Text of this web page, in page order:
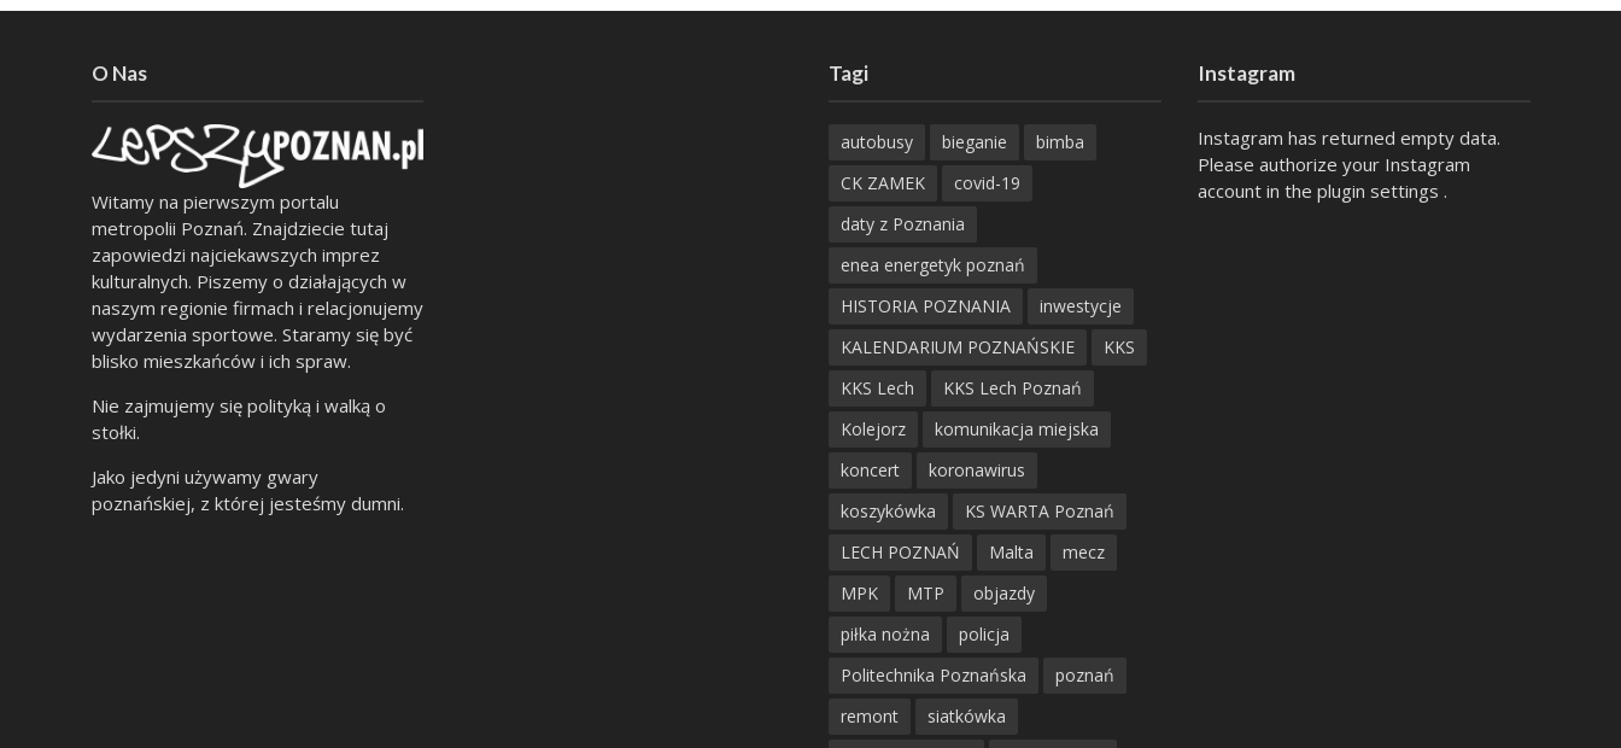
O Nas
Witamy na pierwszym portalu
metropolii Poznań. Znajdziecie tutaj
zapowiedzi najciekawszych imprez
kulturalnych. Piszemy o działających w
naszym regionie firmach i relacjonujemy
wydarzenia sportowe. Staramy się być
blisko mieszkańców i ich spraw.
Nie zajmujemy się polityką i walką o
stołki.
Jako jedyni używamy gwary
poznańskiej, z której jesteśmy dumni.
Tagi
autobusy bieganie
bimba
CK ZAMEK
covid-19
daty z Poznania
enea energetyk poznań
HISTORIA POZNANIA
inwestycje
KALENDARIUM POZNAŃSKIE
KKS
KKS Lech
KKS Lech Poznań
Kolejorz
komunikacja miejska
koncert
koronawirus
koszykówka
KS WARTA Poznań
LECH POZNAŃ
Malta
mecz
MPK
MTP
objazdy
piłka nożna
policja
Politechnika Poznańska
poznań
remont
siatkówka
Instagram
Instagram has returned empty data.
Please authorize your Instagram
account in the plugin settings .